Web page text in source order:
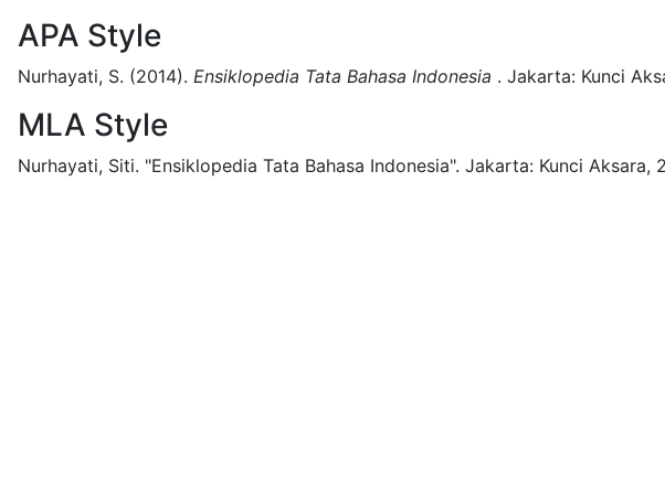
APA Style
Nurhayati, S. (2014). Ensiklopedia Tata Bahasa Indonesia . Jakarta: Kunci
MLA Style
Nurhayati, Siti. "Ensiklopedia Tata Bahasa Indonesia". Jakarta: Kunci Aksara,